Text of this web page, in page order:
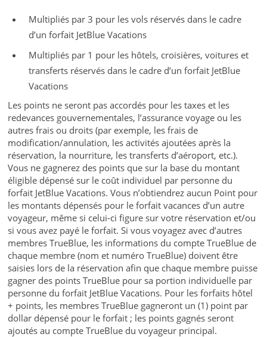
Multipliés par 3 pour les vols réservés dans le cadre
d’un forfait JetBlue Vacations
Multipliés par 1 pour les hôtels, croisières, voitures et
transferts réservés dans le cadre d’un forfait JetBlue
Vacations
Les points ne seront pas accordés pour les taxes et les
redevances gouvernementales, l’assurance voyage ou les
autres frais ou droits (par exemple, les frais de
modification/annulation, les activités ajoutées après la
réservation, la nourriture, les transferts d’aéroport, etc.).
Vous ne gagnerez des points que sur la base du montant
éligible dépensé sur le coût individuel par personne du
forfait JetBlue Vacations. Vous n’obtiendrez aucun Point pour
les montants dépensés pour le forfait vacances d’un autre
voyageur, même si celui-ci figure sur votre réservation et/ou
si vous avez payé le forfait. Si vous voyagez avec d’autres
membres TrueBlue, les informations du compte TrueBlue de
chaque membre (nom et numéro TrueBlue) doivent être
saisies lors de la réservation afin que chaque membre puisse
gagner des points TrueBlue pour sa portion individuelle par
personne du forfait JetBlue Vacations. Pour les forfaits hôtel
+ points, les membres TrueBlue gagneront un (1) point par
dollar dépensé pour le forfait ; les points gagnés seront
ajoutés au compte TrueBlue du voyageur principal.